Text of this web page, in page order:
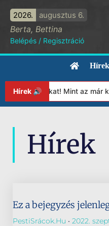
2026. augusztus 6.
Berta, Bettina
Belépés / Regisztráció
Hírek
Hírek 🔊 Mint az már
Hírek
Ez a bejegyzés
PestiSrácok.hu 2022.